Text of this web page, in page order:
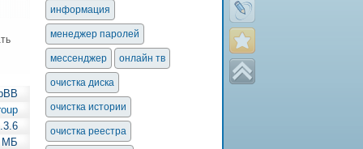
МБ
информация
менеджер паролей
мессенджер онлайн тв
очистка диска
очистка истории
очистка реестра